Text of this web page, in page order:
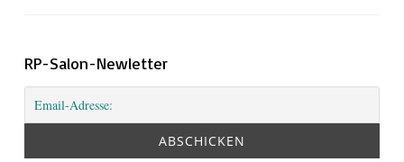
RP-Salon-Newletter